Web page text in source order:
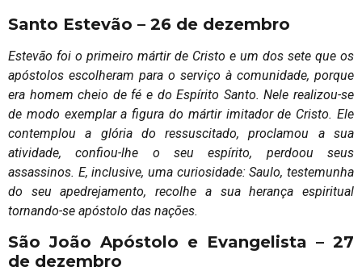
Santo Estevão – 26 de dezembro
Estevão foi o primeiro mártir de Cristo e um dos sete que os
apóstolos escolheram para o serviço à comunidade, porque
era homem cheio de fé e do Espírito Santo. Nele realizou-se
de modo exemplar a figura do mártir imitador de Cristo. Ele
contemplou a glória do ressuscitado, proclamou a sua
atividade, confiou-lhe o seu espírito, perdoou seus
assassinos. E, inclusive, uma curiosidade: Saulo, testemunha
do seu apedrejamento, recolhe a sua herança espiritual
tornando-se apóstolo das nações.
São João Apóstolo e Evangelista – 27
de dezembro